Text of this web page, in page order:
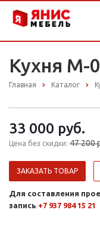
Кухня М-
Главная Каталог
33 000 руб.
Цена без скидки: 47 200
ЗАКАЗАТЬ ТОВАР
Для составления
запись +7 937 984 15 21